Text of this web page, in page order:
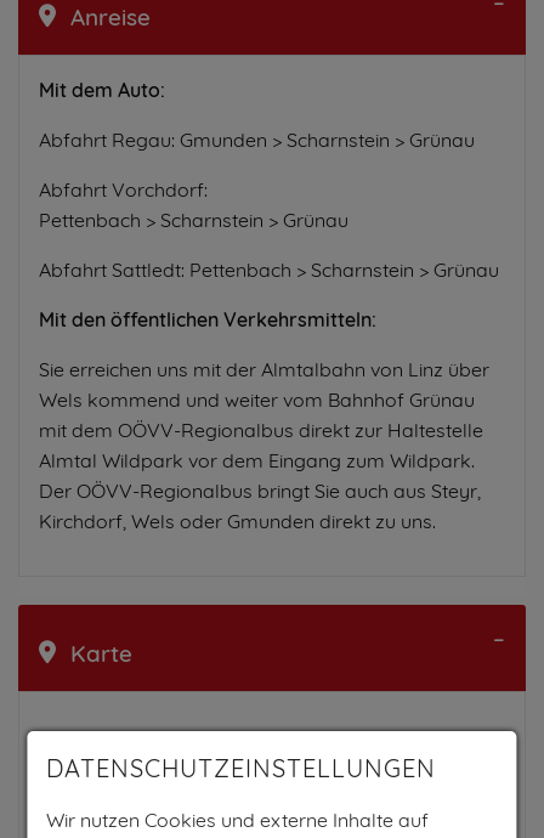
Anreise
Mit dem Auto:
Abfahrt Regau: Gmunden > Scharnstein > Grünau
Abfahrt Vorchdorf:
Pettenbach > Scharnstein > Grünau
Abfahrt Sattledt: Pettenbach > Scharnstein > Grünau
Mit den öffentlichen Verkehrsmitteln:
Sie erreichen uns mit der Almtalbahn von Linz über
Wels kommend und weiter vom Bahnhof Grünau
mit dem OÖVV-Regionalbus direkt zur Haltestelle
Almtal Wildpark vor dem Eingang zum Wildpark.
Der OÖVV-Regionalbus bringt Sie auch aus Steyr,
Kirchdorf, Wels oder Gmunden direkt zu uns.
Karte
DATENSCHUTZEINSTELLUNGEN
Wir nutzen Cookies und externe Inhalte auf